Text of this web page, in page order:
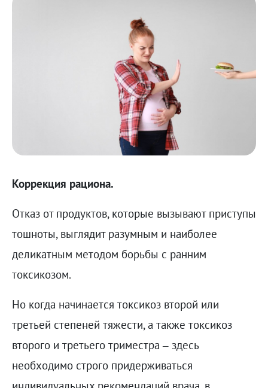
Коррекция рациона.
Отказ от продуктов, которые вызывают приступы
тошноты, выглядит разумным и наиболее
деликатным методом борьбы с ранним
токсикозом.
Но когда начинается токсикоз второй или
третьей степеней тяжести, а также токсикоз
второго и третьего триместра – здесь
необходимо строго придерживаться